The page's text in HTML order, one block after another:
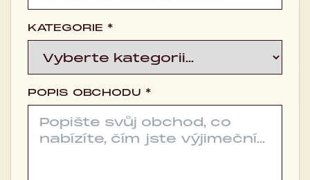
KATEGORIE *
POPIS OBCHODU *